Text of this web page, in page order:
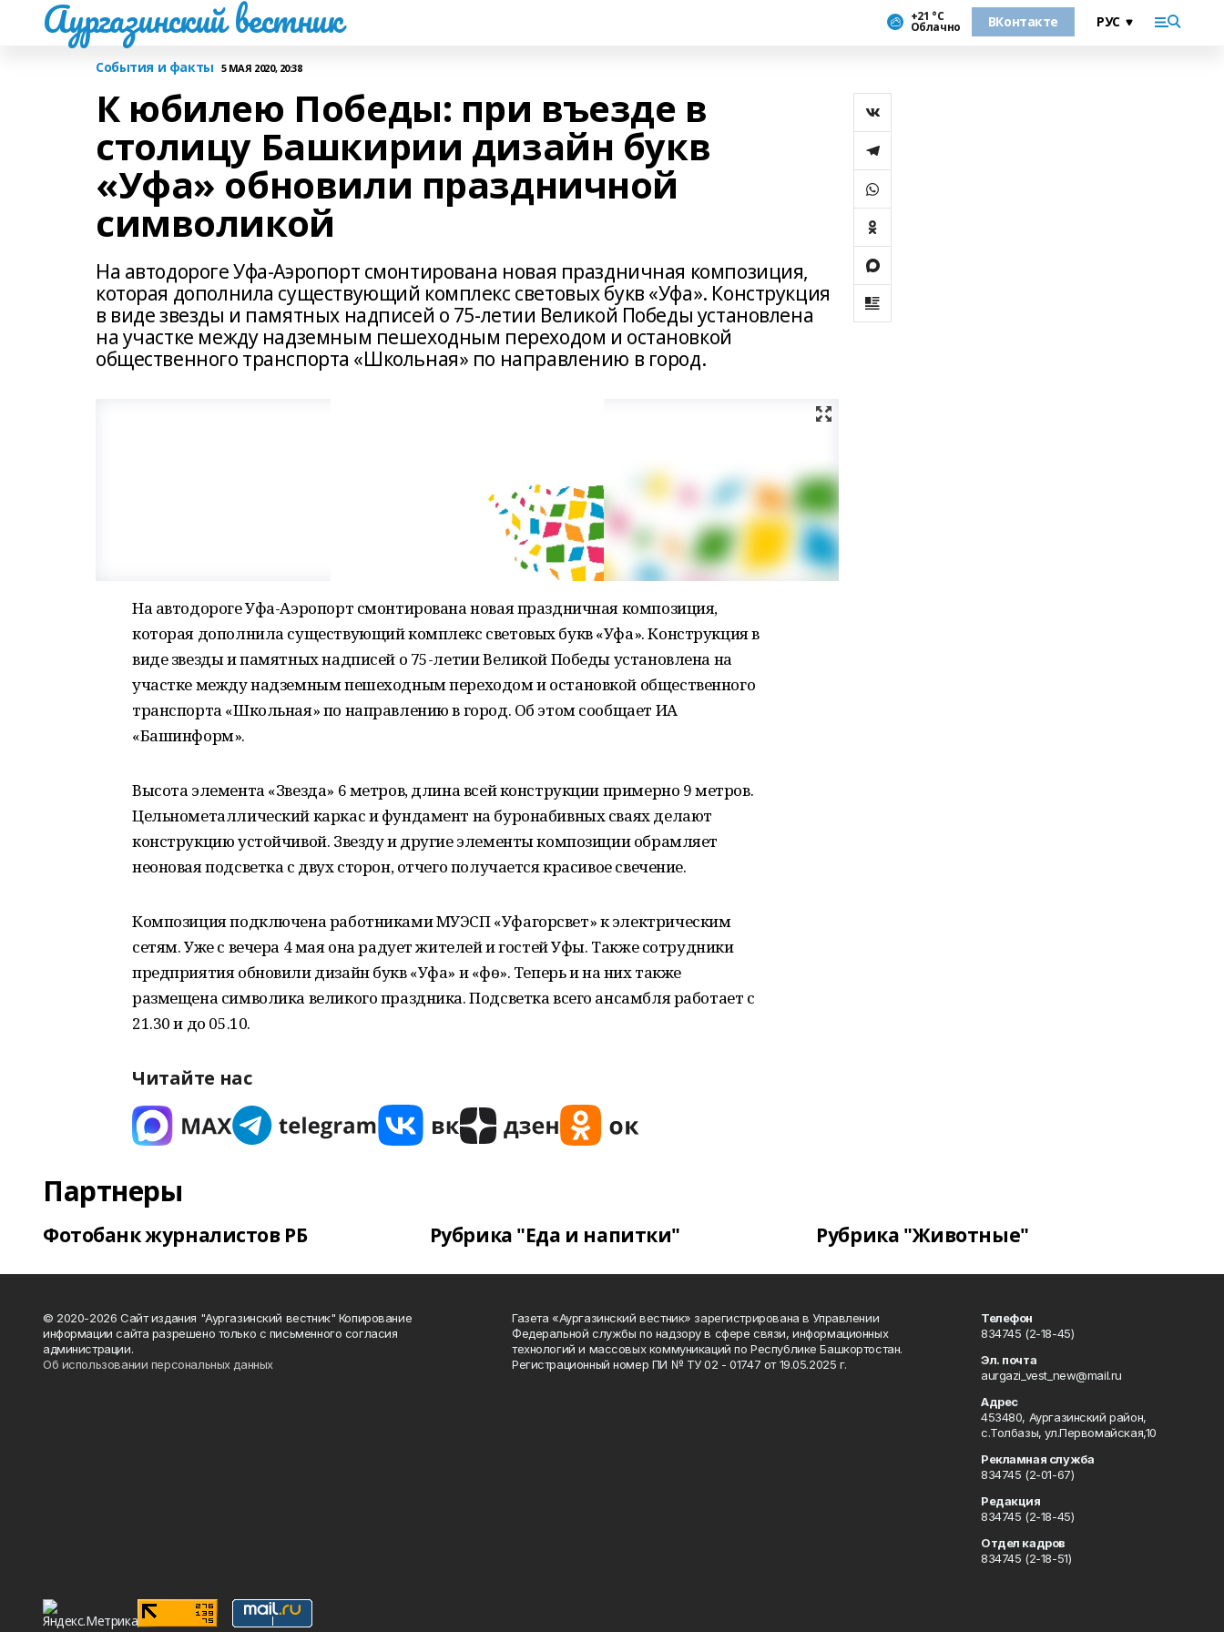
Аургазинский вестник +21 °С
Облачно ВКонтакте
События и факты 5 МАЯ 2020, 20:38
К юбилею Победы: при въезде в
столицу Башкирии дизайн букв
«Уфа» обновили праздничной
символикой
На автодороге Уфа-Аэропорт смонтирована новая праздничная композиция,
которая дополнила существующий комплекс световых букв «Уфа». Конструкция
в виде звезды и памятных надписей о 75-летии Великой Победы установлена
на участке между надземным пешеходным переходом и остановкой
общественного транспорта «Школьная» по направлению в город.
На автодороге Уфа-Аэропорт смонтирована новая праздничная композиция,
которая дополнила существующий комплекс световых букв «Уфа». Конструкция в
виде звезды и памятных надписей о 75-летии Великой Победы установлена на
участке между надземным пешеходным переходом и остановкой общественного
транспорта «Школьная» по направлению в город. Об этом сообщает ИА
«Башинформ».
Высота элемента «Звезда» 6 метров, длина всей конструкции примерно 9 метров.
Цельнометаллический каркас и фундамент на буронабивных сваях делают
конструкцию устойчивой. Звезду и другие элементы композиции обрамляет
неоновая подсветка с двух сторон, отчего получается красивое свечение.
Композиция подключена работниками МУЭСП «Уфагорсвет» к электрическим
сетям. Уже с вечера 4 мая она радует жителей и гостей Уфы. Также сотрудники
предприятия обновили дизайн букв «Уфа» и «Өфө». Теперь и на них также
размещена символика великого праздника. Подсветка всего ансамбля работает с
21.30 и до 05.10.
Читайте нас
Партнеры
Фотобанк журналистов РБ Рубрика "Еда и напитки" Рубрика "Животные"
© 2020-2026 Сайт издания "Аургазинский вестник" Копирование
информации сайта разрешено только с письменного согласия
администрации.
Об использовании персональных данных
Газета «Аургазинский вестник» зарегистрирована в Управлении
Федеральной службы по надзору в сфере связи, информационных
технологий и массовых коммуникаций по Республике Башкортостан.
Регистрационный номер ПИ № ТУ 02 - 01747 от 19.05.2025 г.
Телефон
834745 (2-18-45)
Эл. почта
aurgazi_vest_new@mail.ru
Адрес
453480, Аургазинский район,
с.Толбазы, ул.Первомайская,10
Рекламная служба
834745 (2-01-67)
Редакция
834745 (2-18-45)
Отдел кадров
834745 (2-18-51)